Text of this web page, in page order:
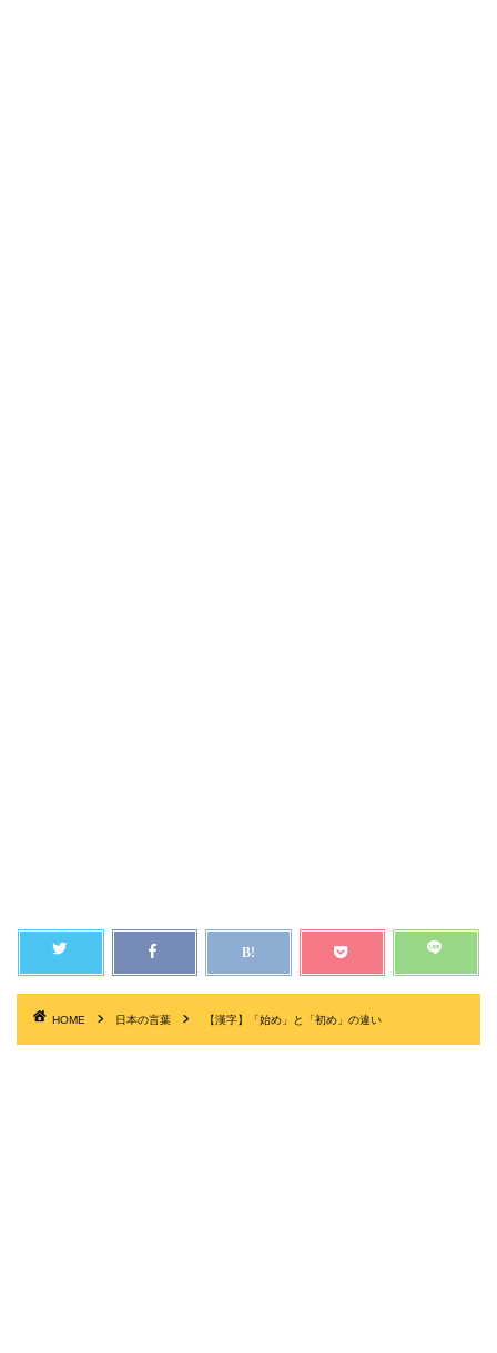
HOME 日本の言葉 【漢字】「始め」と「初め」の違い